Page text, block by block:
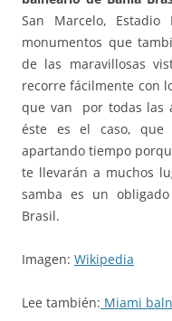
San Marcelo,
monumentos que
de las maravillosas
recorre fácilmente con
que van por todas las
éste es el caso, que
apartando tiempo
te llevarán a muchos
samba es un
Brasil.
Imagen: Wikipedia
Lee también: Miami